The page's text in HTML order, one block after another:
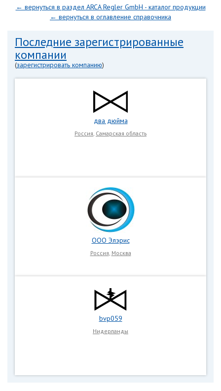
← вернуться в раздел ARCA Regler GmbH - каталог продукции
← вернуться в оглавление справочника
Последние зарегистрированные
компании
(зарегистрировать компанию)
два дюйма
Россия, Самарская область
ООО Элэрис
Россия, Москва
bvp059
Нидерланды